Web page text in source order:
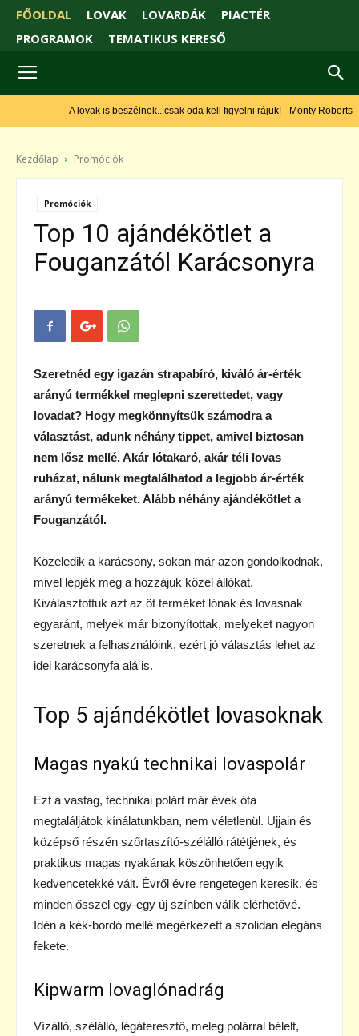
FŐOLDAL LOVAK LOVARDÁK
PIACTÉR
PROGRAMOK
TEMATIKUS KERESŐ
A lovak is beszélnek...csak oda kell figyelni rájuk! - Monty Roberts
Kezdőlap Promóciók
Promóciók
Top 10 ajándékötlet a
Fouganzától Karácsonyra
Szeretnéd egy igazán strapabíró, kiváló ár-érték
arányú termékkel meglepni szerettedet, vagy
lovadat? Hogy megkönnyítsük számodra a
választást, adunk néhány tippet, amivel biztosan
nem lősz mellé. Akár lótakaró, akár téli lovas
ruházat, nálunk megtalálhatod a legjobb ár-érték
arányú termékeket. Alább néhány ajándékötlet a
Fouganzától.
Közeledik a karácsony, sokan már azon gondolkodnak,
mivel lepjék meg a hozzájuk közel állókat.
Kiválasztottuk azt az öt terméket lónak és lovasnak
egyaránt, melyek már bizonyítottak, melyeket nagyon
szeretnek a felhasználóink, ezért jó választás lehet az
idei karácsonyfa alá is.
Top 5 ajándékötlet lovasoknak
Magas nyakú technikai lovaspolár
Ezt a vastag, technikai polárt már évek óta
megtaláljátok kínálatunkban, nem véletlenül. Ujjain és
középső részén szőrtaszító-szélálló rátétjének, és
praktikus magas nyakának köszönhetően egyik
kedvencetekké vált. Évről évre rengetegen keresik, és
minden ősszel egy-egy új színben válik elérhetővé.
Idén a kék-bordó mellé megérkezett a szolidan elegáns
fekete.
Kipwarm lovaglónadrág
Vízálló, szélálló, légáteresztő, meleg polárral bélelt,